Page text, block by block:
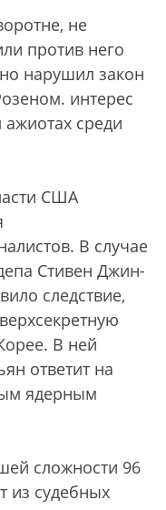
не
против него
нарушил закон
интерес
среди
США
В случае
Стивен Джин-
следствие,
В ней
ответит на
ядерным
сложности 96
из судебных